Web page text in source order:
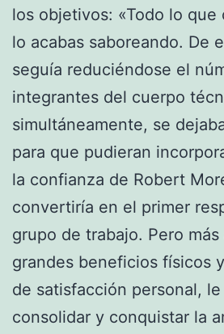
los objetivos: «Todo lo que
lo acabas saboreando. De
seguía reduciéndose el
integrantes del cuerpo
simultáneamente, se
para que pudieran
la confianza de Robert
convertiría en el primer
grupo de trabajo. Pero
grandes beneficios físicos
de satisfacción personal,
consolidar y conquistar la